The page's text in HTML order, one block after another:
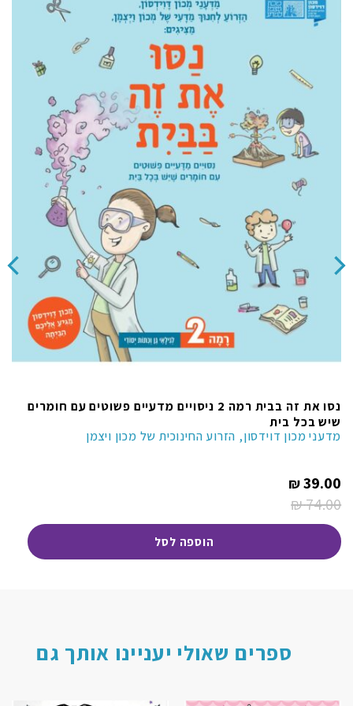
WISHLIST
נסו את זה בבית רמה 2 ניסויים מדעיים פשוטים עם חומרים
שיש בכל בית
מדעני מכון דוידסון, הזרוע החינוכית של מכון ויצמן
74.00
₪המחיר
המקורי
39.00
₪הנוכחי
הוא:
39.00 ₪.
הוספה לסל
ספרים שאולי יעניינו אותך גם